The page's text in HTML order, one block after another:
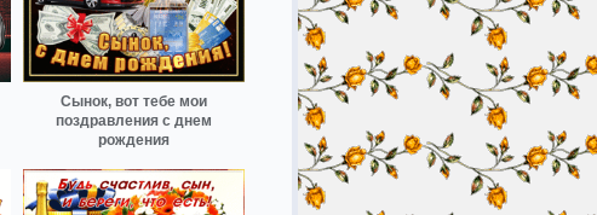
Сынок, вот тебе мои
поздравления с днем
рождения